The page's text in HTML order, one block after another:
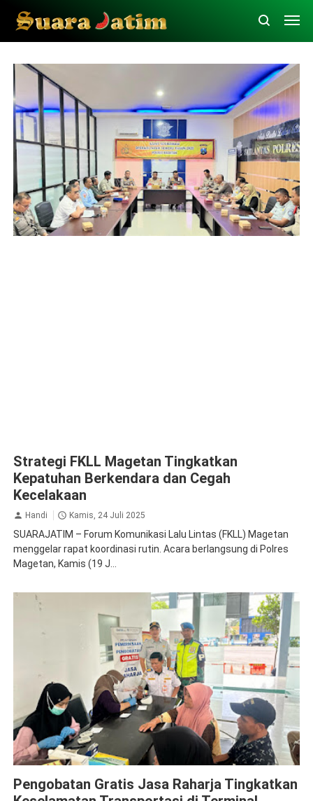
Strategi FKLL Magetan Tingkatkan
Kepatuhan Berkendara dan Cegah
Kecelakaan
Handi Kamis, 24 Juli 2025
SUARAJATIM – Forum Komunikasi Lalu Lintas (FKLL) Magetan
menggelar rapat koordinasi rutin. Acara berlangsung di Polres
Magetan, Kamis (19 J...
Pengobatan Gratis Jasa Raharja Tingkatkan